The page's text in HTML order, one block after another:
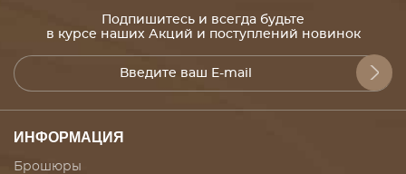
Подпишитесь и всегда будьте
в курсе наших Акций и поступлений новинок
ИНФОРМАЦИЯ
Брошюры